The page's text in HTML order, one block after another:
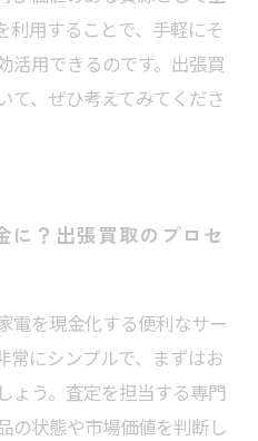
利用することで、手軽にそ
活用できるのです。出張買
て、ぜひ考えてみてくださ
に？出張買取のプロセ
電を現金化する便利なサー
常にシンプルで、まずはお
ょう。査定を担当する専門
の状態や市場価値を判断し